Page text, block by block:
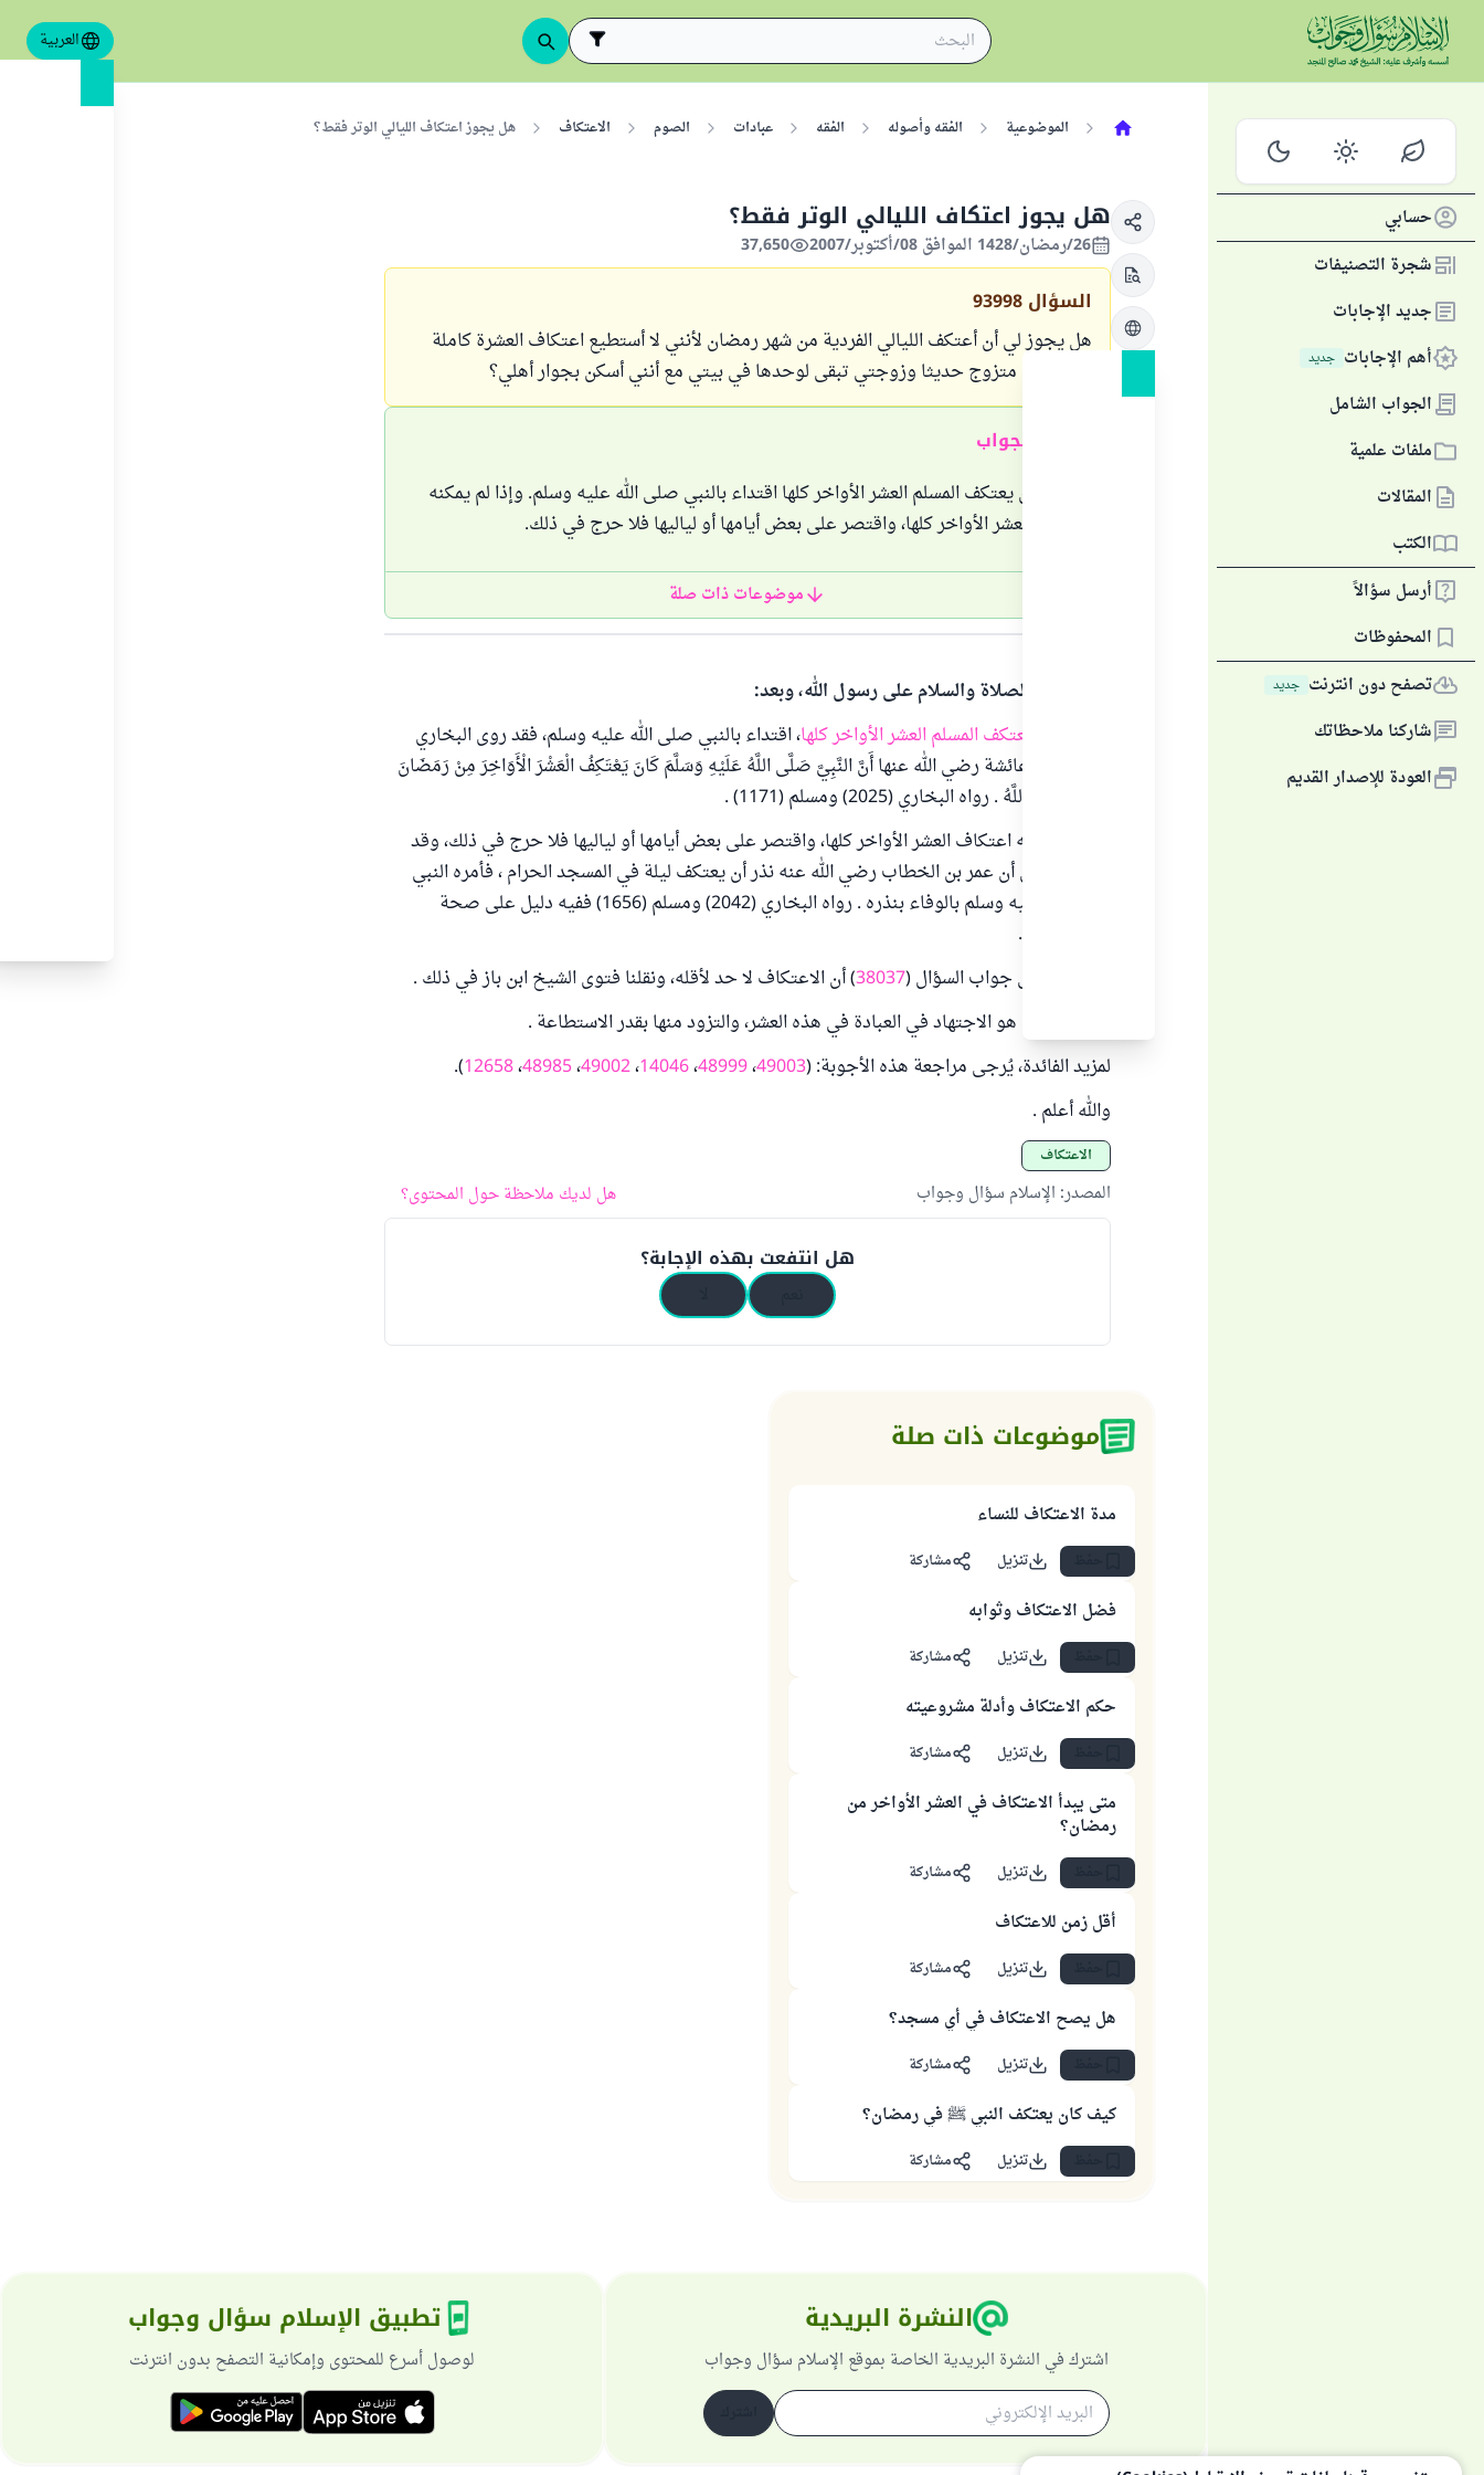
العربية
حسابي
شجرة التصنيفات
جديد الإجابات
أهم الإجابات جديد
الجواب الشامل
ملفات علمية
المقالات
الكتب
أرسل سؤالاً
المحفوظات
تصفح دون انترنت جديد
شاركنا ملاحظاتك
العودة للإصدار القديم
الموضوعية الفقه وأصوله الفقه عبادات الصوم الاعتكاف هل يجوز اعتكاف الليالي الوتر فقط؟
هل يجوز اعتكاف الليالي الوتر فقط؟
26/رمضان/1428 الموافق 08/أكتوبر/2007 37,650
السؤال 93998
هل يجوز لي أن أعتكف الليالي الفردية من شهر رمضان لأنني لا أستطيع اعتكاف العشرة كاملة
بسبب أني متزوج حديثا وزوجتي تبقى لوحدها في بيتي مع أنني أسكن بجوار أهلي؟
ملخص الجواب
الأفضل أن يعتكف المسلم العشر الأواخر كلها اقتداء بالنبي صلى الله عليه وسلم. وإذا لم يمكنه
اعتكاف العشر الأواخر كلها، واقتصر على بعض أيامها أو لياليها فلا حرج في ذلك.
موضوعات ذات صلة
الحمد لله والصلاة والسلام على رسول الله، وبعد:
الأفضل أن يعتكف المسلم العشر الأواخر كلها، اقتداء بالنبي صلى الله عليه وسلم، فقد روى البخاري
ومسلم عن عائشة رضي الله عنها أَنَّ النَّبِيَّ صَلَّى اللَّهُ عَلَيْهِ وَسَلَّمَ كَانَ يَعْتَكِفُ الْعَشْرَ الْأَوَاخِرَ مِنْ رَمَضَانَ
حَتَّى تَوَفَّاهُ اللَّهُ . رواه البخاري (2025) ومسلم (1171) .
وإذا لم يمكنه اعتكاف العشر الأواخر كلها، واقتصر على بعض أيامها أو لياليها فلا حرج في ذلك، وقد
روى البخاري أن عمر بن الخطاب رضي الله عنه نذر أن يعتكف ليلة في المسجد الحرام ، فأمره النبي
صلى الله عليه وسلم بالوفاء بنذره . رواه البخاري (2042) ومسلم (1656) ففيه دليل على صحة
اعتكاف ليلة.
وقد سبق في جواب السؤال (38037) أن الاعتكاف لا حد لأقله، ونقلنا فتوى الشيخ ابن باز في ذلك .
والذي ينبغي هو الاجتهاد في العبادة في هذه العشر، والتزود منها بقدر الاستطاعة .
لمزيد الفائدة، يُرجى مراجعة هذه الأجوبة: (49003،48999،14046،49002،48985،12658
).
والله أعلم .
الاعتكاف
المصدر: الإسلام سؤال وجواب هل لديك ملاحظة حول المحتوى؟
هل انتفعت بهذه الإجابة؟
موضوعات ذات صلة
مدة الاعتكاف للنساء
تنزيل مشاركة
فضل الاعتكاف وثوابه
تنزيل مشاركة
حكم الاعتكاف وأدلة مشروعيته
تنزيل مشاركة
متى يبدأ الاعتكاف في العشر الأواخر من
رمضان؟
تنزيل مشاركة
أقل زمن للاعتكاف
تنزيل مشاركة
هل يصح الاعتكاف في أي مسجد؟
تنزيل مشاركة
كيف كان يعتكف النبي ﷺ في رمضان؟
تنزيل مشاركة
النشرة البريدية
اشترك في النشرة البريدية الخاصة بموقع الإسلام سؤال وجواب
تطبيق الإسلام سؤال وجواب
لوصول أسرع للمحتوى وإمكانية التصفح بدون انترنت